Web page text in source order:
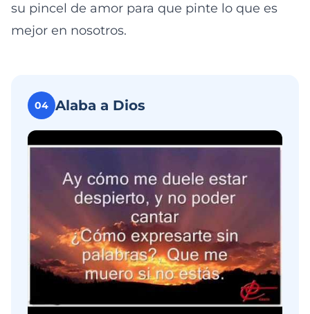
su pincel de amor para que pinte lo que es
mejor en nosotros.
04 Alaba a Dios